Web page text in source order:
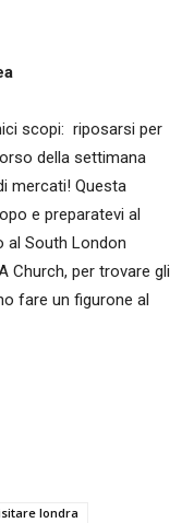
scopi: riposarsi per
della settimana
mercati! Questa
e preparatevi al
al South London
Church, per trovare gli
fare un figurone al
londra